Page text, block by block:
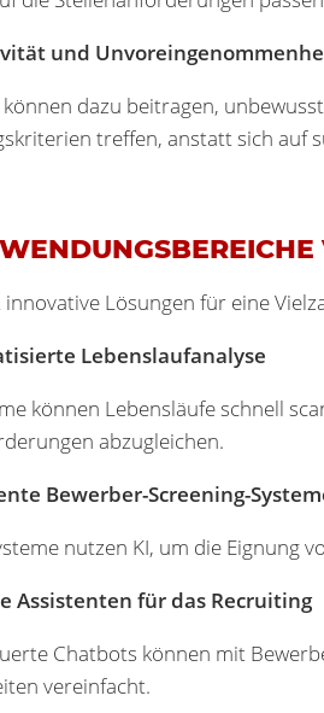
und
können dazu beitragen,
treffen, anstatt sich auf
innovative Lösungen für eine
Lebenslaufanalyse
können Lebensläufe schnell
abzugleichen.
Bewerber-Screening-
nutzen KI, um die
Assistenten für das Recruiting
Chatbots können mit
vereinfacht.